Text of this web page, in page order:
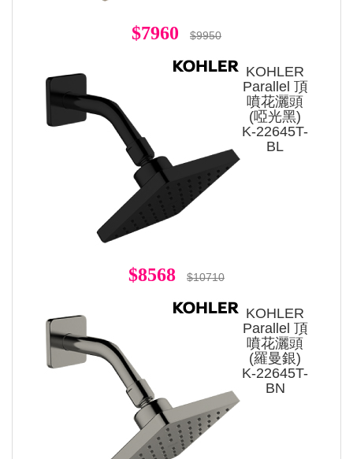
$7960 $9950
KOHLER
Parallel 頂
噴花灑頭
(啞光黑)
K-22645T-
BL
$8568 $10710
KOHLER
Parallel 頂
噴花灑頭
(羅曼銀)
K-22645T-
BN